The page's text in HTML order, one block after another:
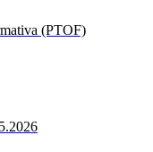
(PTOF)